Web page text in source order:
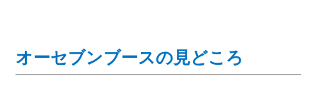
オーセブンブースの見どころ